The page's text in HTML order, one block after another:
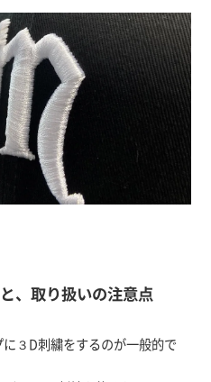
、取り扱いの注意点
に３D刺繍をするのが一般的で